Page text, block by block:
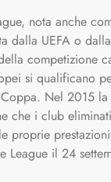
nota anche
dalla UEFA o
competizione
si qualificano
Nel 2015
che i club
proprie
League il 24